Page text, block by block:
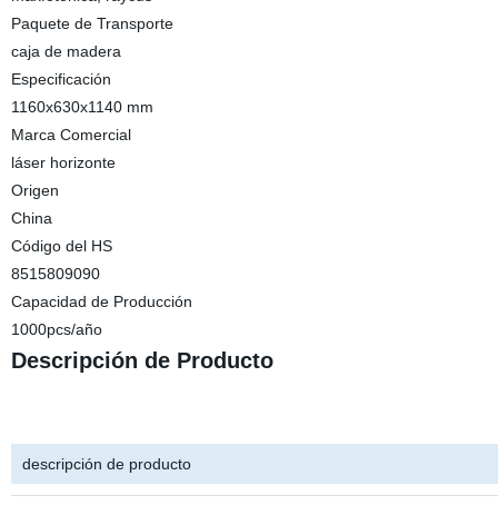
Paquete de Transporte
caja de madera
Especificación
1160x630x1140 mm
Marca Comercial
láser horizonte
Origen
China
Código del HS
8515809090
Capacidad de Producción
1000pcs/año
Descripción de Producto
descripción de producto